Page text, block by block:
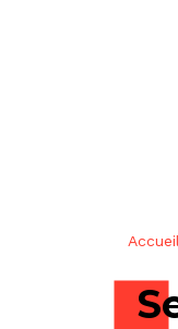
Accueil